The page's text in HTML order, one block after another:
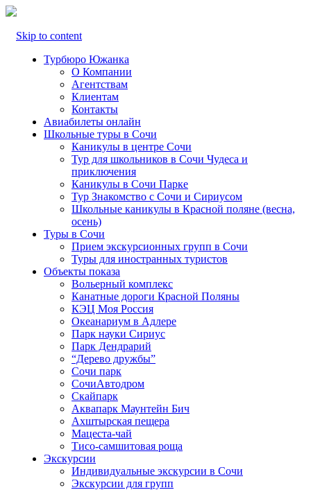
Skip to content
Турбюро Южанка
О Компании
Агентствам
Клиентам
Контакты
Авиабилеты онлайн
Школьные туры в Сочи
Каникулы в центре Сочи
Тур для школьников в Сочи Чудеса и
приключения
Каникулы в Сочи Парке
Тур Знакомство с Сочи и Сириусом
Школьные каникулы в Красной поляне (весна,
осень)
Туры в Сочи
Прием экскурсионных групп в Сочи
Туры для иностранных туристов
Объекты показа
Вольерный комплекс
Канатные дороги Красной Поляны
КЭЦ Моя Россия
Океанариум в Адлере
Парк науки Сириус
Парк Дендрарий
“Дерево дружбы”
Сочи парк
СочиАвтодром
Скайпарк
Аквапарк Маунтейн Бич
Ахштырская пещера
Мацеста-чай
Тисо-самшитовая роща
Экскурсии
Индивидуальные экскурсии в Сочи
Экскурсии для групп